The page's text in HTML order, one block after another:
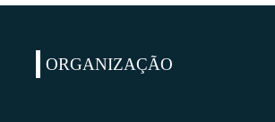
ORGANIZAÇÃO